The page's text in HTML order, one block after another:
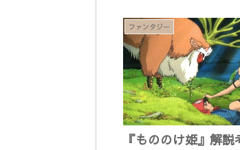
ファンタジー
『もののけ姫』解